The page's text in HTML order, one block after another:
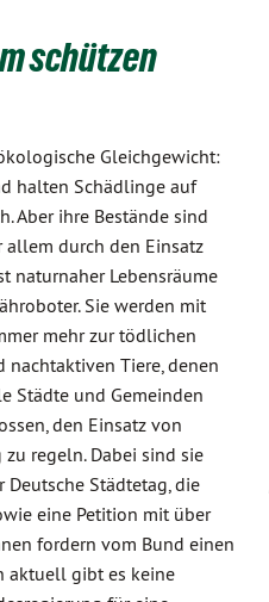
schützen
Gleichgewicht:
halten Schädlinge auf
Aber ihre Bestände sind
allem durch den Einsatz
naturnaher Lebensräume
Sie werden mit
mehr zur tödlichen
nachtaktiven Tiere, denen
Städte und Gemeinden
den Einsatz von
regeln. Dabei sind sie
Deutsche Städtetag, die
eine Petition mit über
fordern vom Bund einen
aktuell gibt es keine